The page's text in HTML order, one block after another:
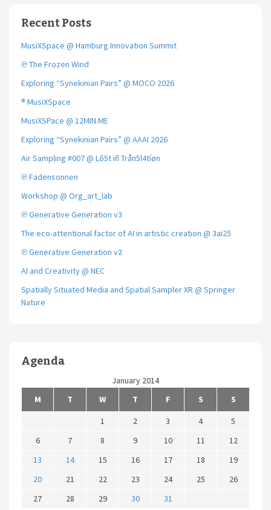
Recent Posts
MusiXSpace @ Hamburg Innovation Summit
℗ The Frozen Wind
Exploring “Synekinian Pairs” @ MOCO 2026
® MusiXSpace
MusiXSPace @ 12MIN.ME
Exploring “Synekinian Pairs” @ AAAI 2026
Air Sampling #007 @ Lõ5t iñ Trån5l4tíøn
℗ Fadensonnen
Workshop @ Org_art_lab
℗ Generative Generation v3
The eco-attentional factor of AI in artistic creation @ 3ai25
℗ Generative Generation v2
AI and Creativity @ NEC
Spatially Situated Media and Spatial Sampler XR @ Springer
Nature
Agenda
January 2014
M
T W T F S
S
1
2 3 4
5
6
7 8 9 10 11
12
13
14 15 16 17 18
19
20
21 22 23 24 25
26
27
28 29 30 31